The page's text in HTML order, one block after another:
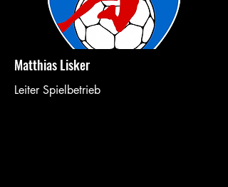
Matthias Lisker
Leiter Spielbetrieb